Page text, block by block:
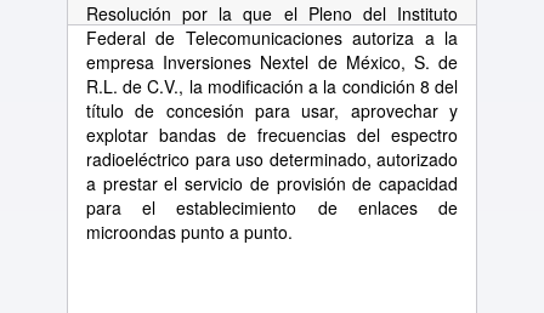
Resolución por la que el Pleno del Instituto
Federal de Telecomunicaciones autoriza a la
empresa Inversiones Nextel de México, S. de
R.L. de C.V., la modificación a la condición 8 del
título de concesión para usar, aprovechar y
explotar bandas de frecuencias del espectro
radioeléctrico para uso determinado, autorizado
a prestar el servicio de provisión de capacidad
para el establecimiento de enlaces de
microondas punto a punto.